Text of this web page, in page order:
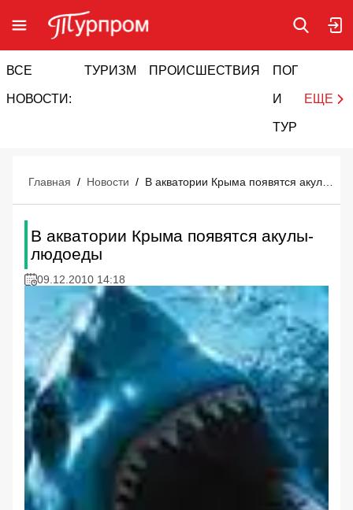
ВСЕ
НОВОСТИ:
ТУРИЗМ ПРОИСШЕСТВИЯ ПОГОДА
И
ТУРИЗМ
ЕЩЕ
Главная / Новости /
В акватории Крыма появятся акулы-
людоеды
09.12.2010 14:18